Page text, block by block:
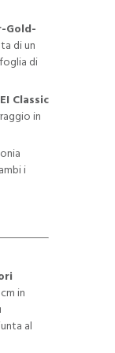
Gold-
di un
di
Classic
in
i
in
al